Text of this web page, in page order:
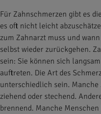
Für Zahnschmerzen gibt es
es oft nicht leicht
zum Zahnarzt muss und
selbst wieder zurückgehen.
sein: Sie können sich
auftreten. Die Art des
unterschiedlich sein.
ziehend oder stechend.
brennend. Manche